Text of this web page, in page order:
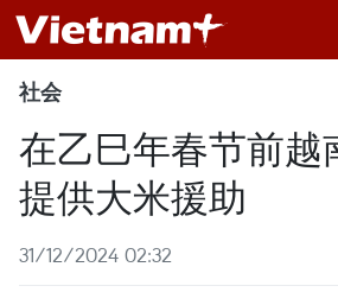
社会
在乙巳年春节前越
提供大米援助
31/12/2024 02:32